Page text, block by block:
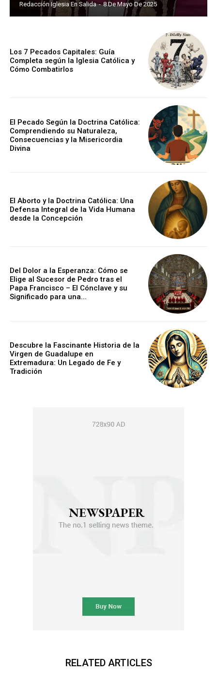
Redacción Iglesia En Salida - 8 De Mayo De 2025
Los 7 Pecados Capitales: Guía
Completa según la Iglesia Católica y
Cómo Combatirlos
El Pecado Según la Doctrina Católica:
Comprendiendo su Naturaleza,
Consecuencias y la Misericordia
Divina
El Aborto y la Doctrina Católica: Una
Defensa Integral de la Vida Humana
desde la Concepción
Del Dolor a la Esperanza: Cómo se
Elige al Sucesor de Pedro tras el
Papa Francisco – El Cónclave y su
Significado para una...
Descubre la Fascinante Historia de la
Virgen de Guadalupe en
Extremadura: Un Legado de Fe y
Tradición
RELATED ARTICLES